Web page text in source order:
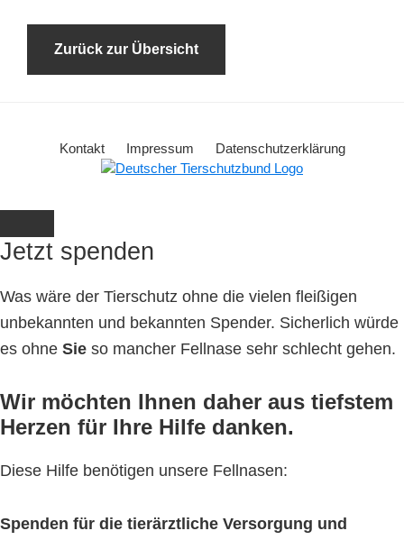
Zurück zur Übersicht
Kontakt Impressum Datenschutzerklärung
Jetzt spenden
Was wäre der Tierschutz ohne die vielen fleißigen
unbekannten und bekannten Spender. Sicherlich würde
es ohne Sie so mancher Fellnase sehr schlecht gehen.
Wir möchten Ihnen daher aus tiefstem
Herzen für Ihre Hilfe danken.
Diese Hilfe benötigen unsere Fellnasen:
Spenden für die tierärztliche Versorgung und